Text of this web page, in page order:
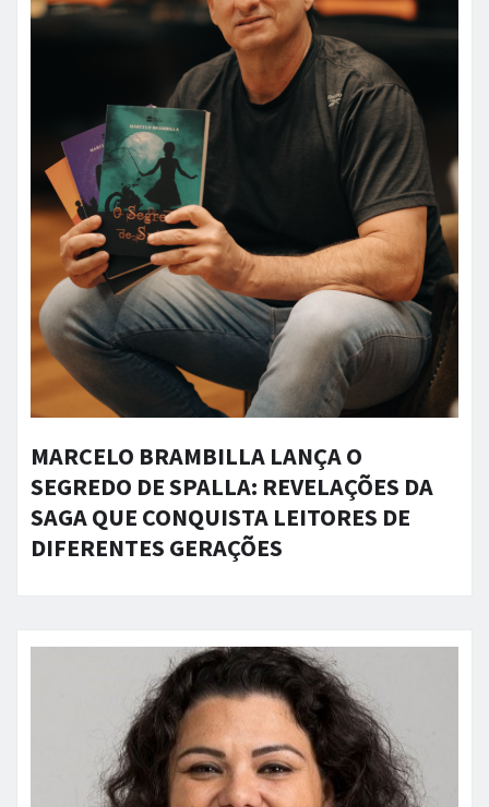
MARCELO BRAMBILLA LANÇA O
SEGREDO DE SPALLA: REVELAÇÕES DA
SAGA QUE CONQUISTA LEITORES DE
DIFERENTES GERAÇÕES